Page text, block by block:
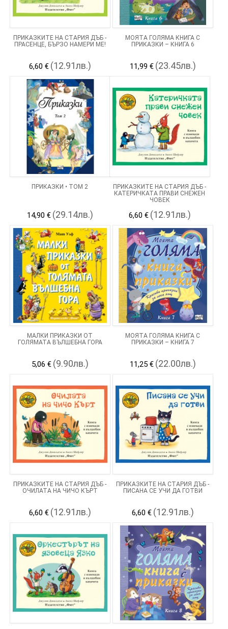
ПРИКАЗКИТЕ НА СТАРИЯ ДЪБ -
ПРАСЕНЦЕ, БЪРЗО НАМЕРИ МЕ!
6,60 € (12.91лв.)
МОЯТА ГОЛЯМА КНИГА С
ПРИКАЗКИ – КНИГА 6
11,99 € (23.45лв.)
ПРИКАЗКИ • ТОМ 2
14,90 € (29.14лв.)
ПРИКАЗКИТЕ НА СТАРИЯ ДЪБ -
КАТЕРИЧКАТА ПРАВИ СНЕЖЕН
ЧОВЕК
6,60 € (12.91лв.)
МАЛКИ ПРИКАЗКИ ОТ
ГОЛЯМАТА ВЪЛШЕБНА ГОРА
5,06 € (9.90лв.)
МОЯТА ГОЛЯМА КНИГА С
ПРИКАЗКИ – КНИГА 7
11,25 € (22.00лв.)
ПРИКАЗКИТЕ НА СТАРИЯ ДЪБ -
ОЧИЛАТА НА ЧИЧО КЪРТ
6,60 € (12.91лв.)
ПРИКАЗКИТЕ НА СТАРИЯ ДЪБ -
ПИСАНА СЕ УЧИ ДА ГОТВИ
6,60 € (12.91лв.)